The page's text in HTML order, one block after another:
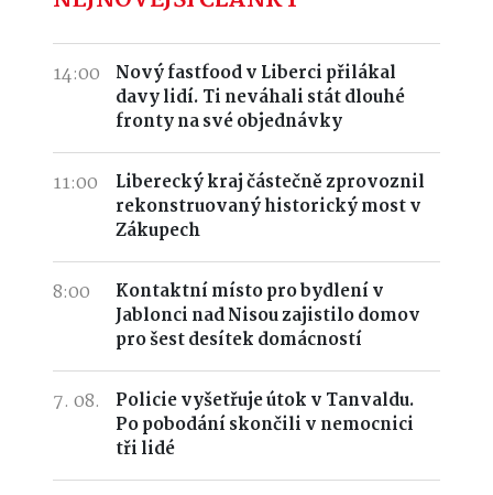
14:00
Nový fastfood v Liberci přilákal
davy lidí. Ti neváhali stát dlouhé
fronty na své objednávky
11:00
Liberecký kraj částečně zprovoznil
rekonstruovaný historický most v
Zákupech
8:00
Kontaktní místo pro bydlení v
Jablonci nad Nisou zajistilo domov
pro šest desítek domácností
7. 08.
Policie vyšetřuje útok v Tanvaldu.
Po pobodání skončili v nemocnici
tři lidé